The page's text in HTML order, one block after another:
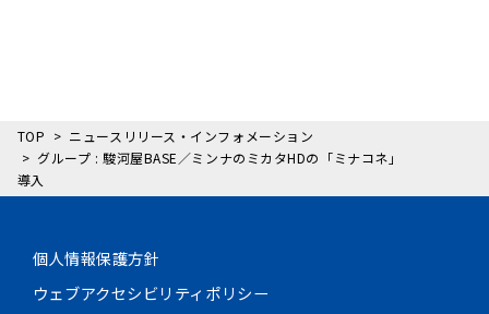
TOP
ニュースリリース・インフォメーション
グループ : 駿河屋BASE／ミンナのミカタHDの「ミナコネ」
導入
個人情報保護方針
ウェブアクセシビリティポリシー